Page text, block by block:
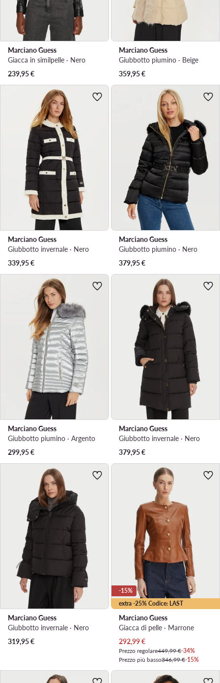
Marciano Guess
Giacca in similpelle · Nero
239,95€
Marciano Guess
Giubbotto piumino · Beige
359,95€
Marciano Guess
Giubbotto invernale · Nero
339,95€
Marciano Guess
Giubbotto piumino · Nero
379,95€
Marciano Guess
Giubbotto piumino · Argento
299,95€
Marciano Guess
Giubbotto invernale · Nero
379,95€
Marciano Guess
Giubbotto invernale · Nero
319,95€
extra -25% Codice: LAST
-15%
Marciano Guess
Giacca di pelle · Marrone
Prezzo attuale
292,99€
Prezzo regolare449,99 €-34%
Prezzo più basso346,99 €-15%